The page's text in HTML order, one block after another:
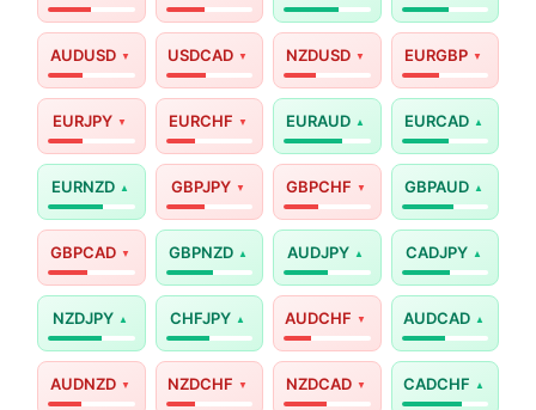
AUDUSD USDCAD NZDUSD EURGBP
EURJPY EURCHF EURAUD EURCAD
EURNZD GBPJPY GBPCHF GBPAUD
GBPCAD GBPNZD AUDJPY CADJPY
NZDJPY CHFJPY AUDCHF AUDCAD
AUDNZD NZDCHF NZDCAD CADCHF